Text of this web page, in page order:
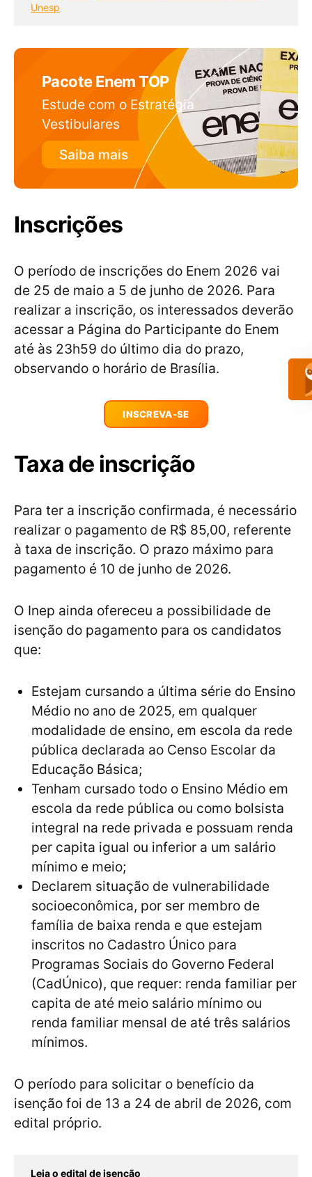
Unesp
Pacote Enem TOP
Estude com o Estratégia
Vestibulares
Saiba mais
Inscrições
O período de inscrições do Enem 2026 vai
de 25 de maio a 5 de junho de 2026. Para
realizar a inscrição, os interessados deverão
acessar a Página do Participante do Enem
até às 23h59 do último dia do prazo,
observando o horário de Brasília.
INSCREVA-SE
Taxa de inscrição
Para ter a inscrição confirmada, é necessário
realizar o pagamento de R$ 85,00, referente
à taxa de inscrição. O prazo máximo para
pagamento é 10 de junho de 2026.
O Inep ainda ofereceu a possibilidade de
isenção do pagamento para os candidatos
que:
Estejam cursando a última série do Ensino
Médio no ano de 2025, em qualquer
modalidade de ensino, em escola da rede
pública declarada ao Censo Escolar da
Educação Básica;
Tenham cursado todo o Ensino Médio em
escola da rede pública ou como bolsista
integral na rede privada e possuam renda
per capita igual ou inferior a um salário
mínimo e meio;
Declarem situação de vulnerabilidade
socioeconômica, por ser membro de
família de baixa renda e que estejam
inscritos no Cadastro Único para
Programas Sociais do Governo Federal
(CadÚnico), que requer: renda familiar per
capita de até meio salário mínimo ou
renda familiar mensal de até três salários
mínimos.
O período para solicitar o benefício da
isenção foi de 13 a 24 de abril de 2026, com
edital próprio.
Leia o edital de isenção